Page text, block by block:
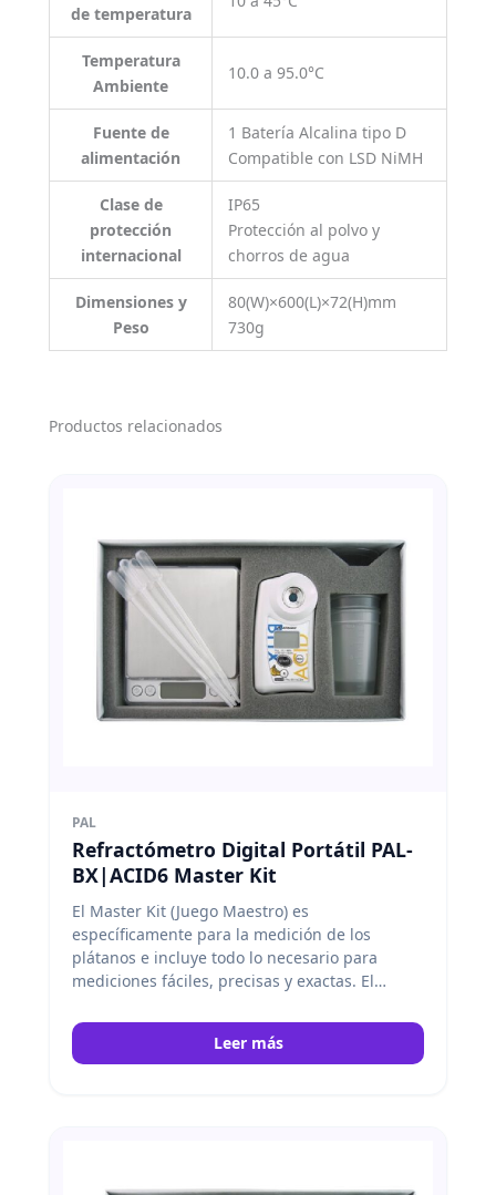
de temperatura
Temperatura
Ambiente
10.0 a 95.0°C
Fuente de
alimentación
1 Batería Alcalina tipo D
Compatible con LSD NiMH
Clase de
protección
internacional
IP65
Protección al polvo y
chorros de agua
Dimensiones y
Peso
80(W)×600(L)×72(H)mm
730g
Productos relacionados
PAL
Refractómetro Digital Portátil PAL-
BX|ACID6 Master Kit
El Master Kit (Juego Maestro) es
específicamente para la medición de los
plátanos e incluye todo lo necesario para
mediciones fáciles, precisas y exactas. El
cuchara de medida. Atago
Leer más